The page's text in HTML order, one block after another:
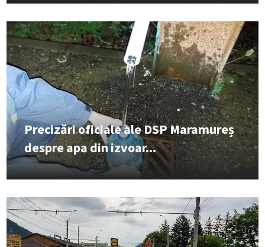
Precizări oficiale ale DSP Maramureș
despre apa din izvoar...